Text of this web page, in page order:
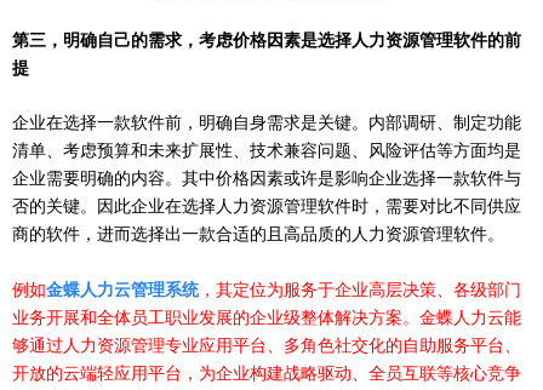
第三， 明确自己的需求，考虑价格因素是选择人力资源管理软件的前
提
企业在选择一款软件前，明确自身需求是关键。内部调研、制定功能
清单、考虑预算和未来扩展性、技术兼容问题、风险评估等方面均是
企业需要明确的内容。其中价格因素或许是影响企业选择一款软件与
否的关键。因此企业在选择人力资源管理软件时，需要对比不同供应
商的软件，进而选择出一款合适的且高品质的人力资源管理软件。
例如金蝶人力云管理系统，其定位为服务于企业高层决策、各级部门
业务开展和全体员工职业发展的企业级整体解决方案。金蝶人力云能
够通过人力资源管理专业应用平台、多角色社交化的自助服务平台、
开放的云端轻应用平台，为企业构建战略驱动、全员互联等核心竞争